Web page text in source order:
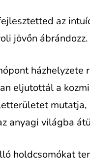
az
jövőn ábrándozz.
eljutottál a
anyagi világba
holdcsomókat